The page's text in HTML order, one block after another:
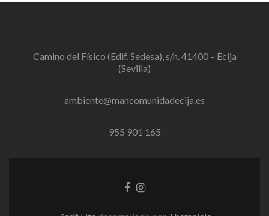
Camino del Físico (Edif. Sedesa), s/n. 41400 – Écija
(Sevilla)
ambiente@mancomunidadecija.es
955 901 165
EnlaceEnlace